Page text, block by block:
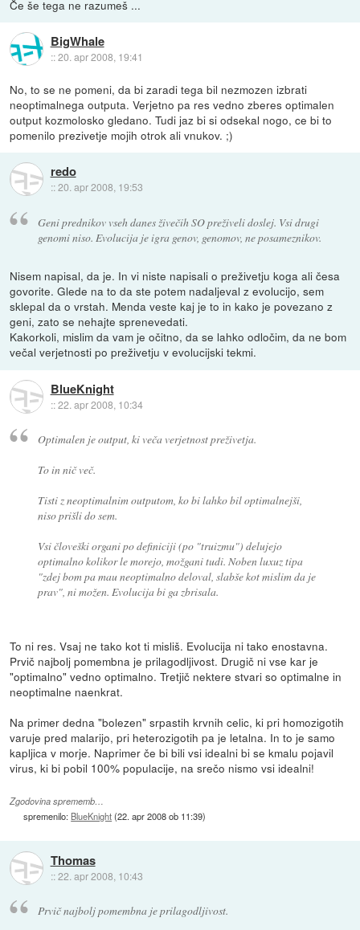
Če še tega ne razumeš ...
BigWhale
::20. apr 2008, 19:41
No, to se ne pomeni, da bi zaradi tega bil nezmozen izbrati
neoptimalnega outputa. Verjetno pa res vedno zberes optimalen
output kozmolosko gledano. Tudi jaz bi si odsekal nogo, ce bi to
pomenilo prezivetje mojih otrok ali vnukov. ;)
redo
::20. apr 2008, 19:53
Geni prednikov vseh danes živečih SO preživeli doslej. Vsi drugi
genomi niso. Evolucija je igra genov, genomov, ne posameznikov.
Nisem napisal, da je. In vi niste napisali o preživetju koga ali česa
govorite. Glede na to da ste potem nadaljeval z evolucijo, sem
sklepal da o vrstah. Menda veste kaj je to in kako je povezano z
geni, zato se nehajte sprenevedati.
Kakorkoli, mislim da vam je očitno, da se lahko odločim, da ne bom
večal verjetnosti po preživetju v evolucijski tekmi.
BlueKnight
::22. apr 2008, 10:34
Optimalen je output, ki veča verjetnost preživetja.
To in nič več.
Tisti z neoptimalnim outputom, ko bi lahko bil optimalnejši,
niso prišli do sem.
Vsi človeški organi po definiciji (po "truizmu") delujejo
optimalno kolikor le morejo, možgani tudi. Noben luxuz tipa
"zdej bom pa mau neoptimalno deloval, slabše kot mislim da je
prav", ni možen. Evolucija bi ga zbrisala.
To ni res. Vsaj ne tako kot ti misliš. Evolucija ni tako enostavna.
Prvič najbolj pomembna je prilagodljivost. Drugič ni vse kar je
"optimalno" vedno optimalno. Tretjič nektere stvari so optimalne in
neoptimalne naenkrat.
Na primer dedna "bolezen" srpastih krvnih celic, ki pri homozigotih
varuje pred malarijo, pri heterozigotih pa je letalna. In to je samo
kapljica v morje. Naprimer če bi bili vsi idealni bi se kmalu pojavil
virus, ki bi pobil 100% populacije, na srečo nismo vsi idealni!
Zgodovina sprememb…
spremenilo: BlueKnight(22. apr 2008 ob 11:39)
Thomas
::22. apr 2008, 10:43
Prvič najbolj pomembna je prilagodljivost.